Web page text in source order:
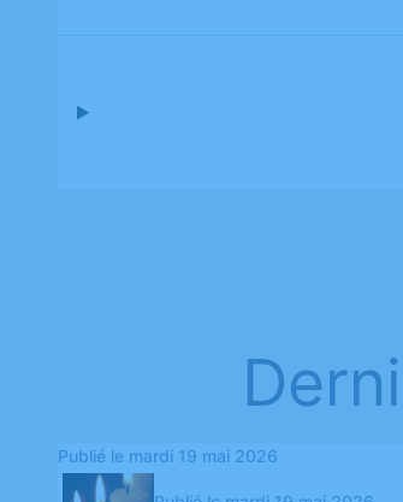
Publié le mardi 19 mai 2026